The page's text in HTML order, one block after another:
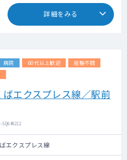
詳細をみる
病院 60代以上歓迎
経験不問
ばエクスプレス線／駅前
エクスプレス線